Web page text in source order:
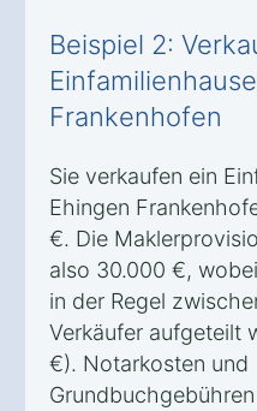
Beispiel 2:
Frankenhofen
Sie verkaufen ein
Ehingen
€. Die
also 30.000 €,
in der Regel
Verkäufer aufgeteilt
€). Notarkosten und